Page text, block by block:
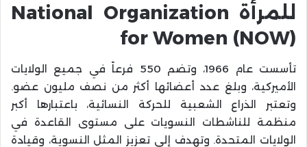
للمرأة National Organization
for Women (NOW)
تأسست عام 1966، وتضم 550 فرعاً في جميع الولايات
الأميركية، وبلغ عدد أعضائها أكثر من نصف مليون عضو.
وتعتبر الذراع الشعبية للحركة النسائية، باعتبارها أكبر
منظمة للناشطات النسويات على مستوى القاعدة في
الولايات المتحدة. وتهدف إلى تعزيز المثل النسوية، وقيادة